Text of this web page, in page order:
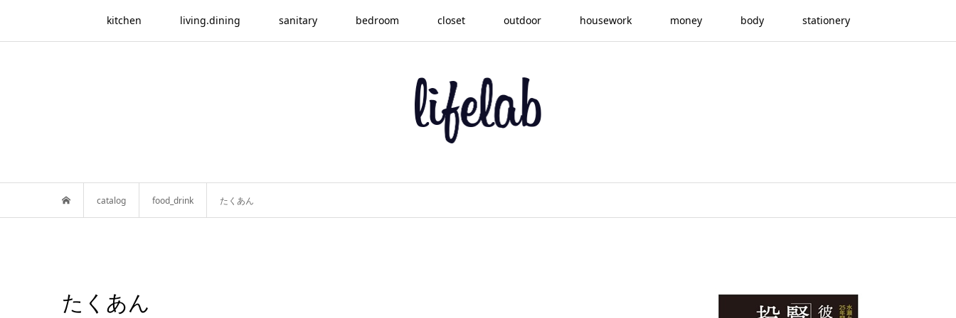
kitchen living.dining sanitary bedroom closet outdoor housework money body stationery
catalog food_drink たくあん
たくあん